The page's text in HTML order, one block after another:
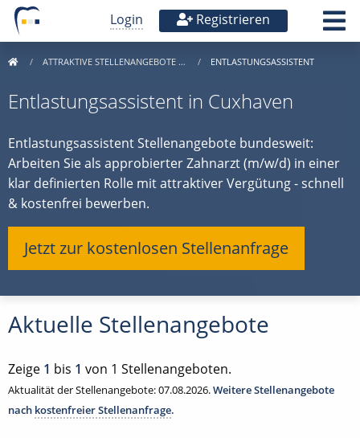
Login Registrieren
ATTRAKTIVE STELLENANGEBOTE … ENTLASTUNGSASSISTENT
Entlastungsassistent in Cuxhaven
Entlastungsassistent Stellenangebote bundesweit:
Arbeiten Sie als approbierter Zahnarzt (m/w/d) in einer
klar definierten Rolle mit attraktiver Vergütung - schnell
& kostenfrei bewerben.
Jetzt zur kostenlosen Stellenanfrage
Aktuelle Stellenangebote
Zeige 1 bis 1 von 1 Stellenangeboten.
Aktualität der Stellenangebote: 07.08.2026.Weitere Stellenangebote
nach kostenfreier Stellenanfrage.